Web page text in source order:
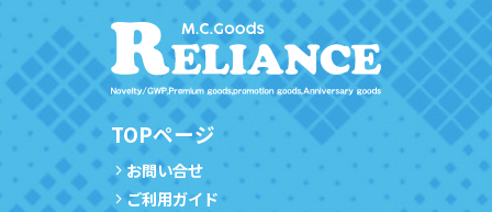
TOPページ
お問い合せ
ご利用ガイド